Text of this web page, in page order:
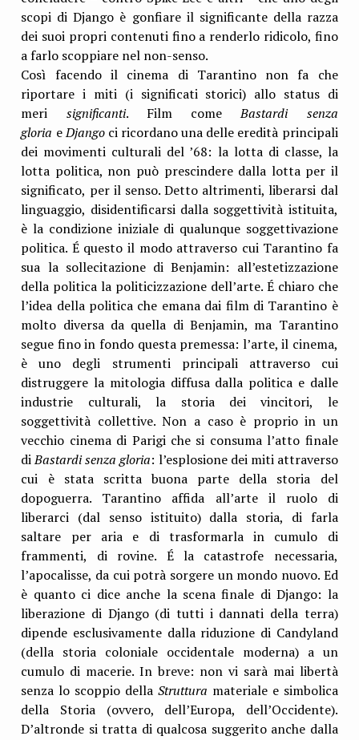
scopi di Django è gonfiare il significante della razza
dei suoi propri contenuti fino a renderlo ridicolo, fino
a farlo scoppiare nel non-senso.
Così facendo il cinema di Tarantino non fa che
riportare i miti (i significati storici) allo status di
meri significanti. Film comeBastardi senza
gloria eDjangoci ricordano una delle eredità principali
dei movimenti culturali del ’68: la lotta di classe, la
lotta politica, non può prescindere dalla lotta per il
significato, per il senso. Detto altrimenti, liberarsi dal
linguaggio, disidentificarsi dalla soggettività istituita,
è la condizione iniziale di qualunque soggettivazione
politica. É questo il modo attraverso cui Tarantino fa
sua la sollecitazione di Benjamin: all’estetizzazione
della politica la politicizzazione dell’arte. É chiaro che
l’idea della politica che emana dai film di Tarantino è
molto diversa da quella di Benjamin, ma Tarantino
segue fino in fondo questa premessa: l’arte, il cinema,
è uno degli strumenti principali attraverso cui
distruggere la mitologia diffusa dalla politica e dalle
industrie culturali, la storia dei vincitori, le
soggettività collettive. Non a caso è proprio in un
vecchio cinema di Parigi che si consuma l’atto finale
diBastardi senza gloria: l’esplosione dei miti attraverso
cui è stata scritta buona parte della storia del
dopoguerra. Tarantino affida all’arte il ruolo di
liberarci (dal senso istituito) dalla storia, di farla
saltare per aria e di trasformarla in cumulo di
frammenti, di rovine. É la catastrofe necessaria,
l’apocalisse, da cui potrà sorgere un mondo nuovo. Ed
è quanto ci dice anche la scena finale di Django: la
liberazione di Django (di tutti i dannati della terra)
dipende esclusivamente dalla riduzione di Candyland
(della storia coloniale occidentale moderna) a un
cumulo di macerie. In breve: non vi sarà mai libertà
senza lo scoppio della Struttura materiale e simbolica
della Storia (ovvero, dell’Europa, dell’Occidente).
D’altronde si tratta di qualcosa suggerito anche dalla